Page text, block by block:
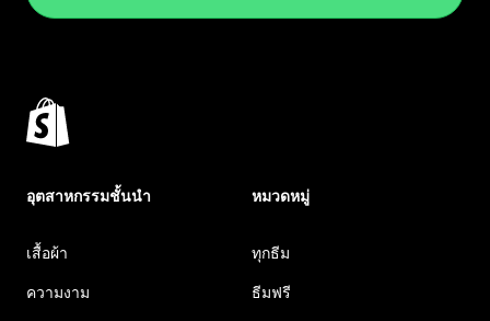
อุตสาหกรรมชั้นนำ
เสื้อผ้า
ความงาม
หมวดหมู่
ทุกธีม
ธีมฟรี